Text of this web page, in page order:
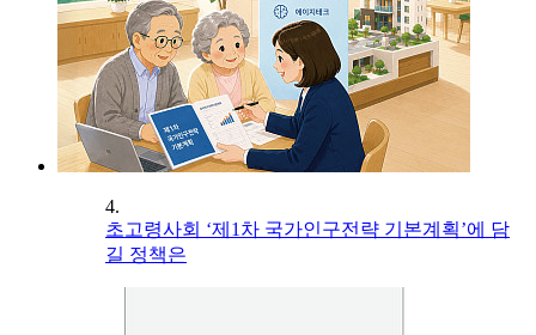
4.
초고령사회 ‘제1차 국가인구전략 기본계획’에 담
길 정책은